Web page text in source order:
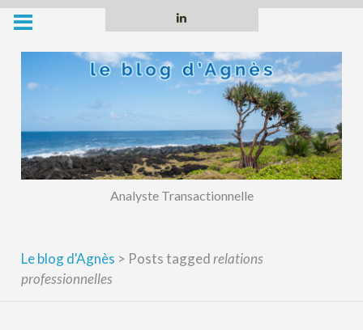
Skip
content
Analyste Transactionnelle
Le blog d'Agnès > Posts taggedrelations
professionnelles